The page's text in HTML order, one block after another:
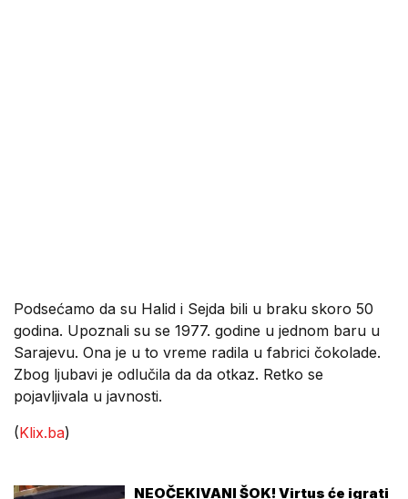
Podsećamo da su Halid i Sejda bili u braku skoro 50
godina. Upoznali su se 1977. godine u jednom baru u
Sarajevu. Ona je u to vreme radila u fabrici čokolade.
Zbog ljubavi je odlučila da da otkaz. Retko se
pojavljivala u javnosti.
(Klix.ba)
NEOČEKIVANI ŠOK! Virtus će igrati